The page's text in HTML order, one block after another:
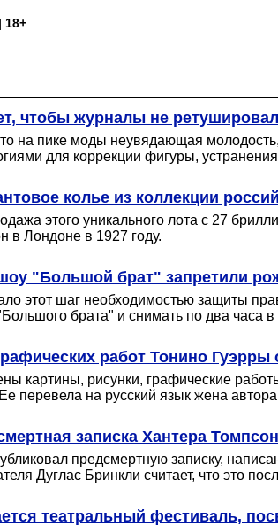
18+
чтобы журналы не
на пике моды неувядающая
для коррекции фигуры,
колье из коллекции
этого уникального лота с 27
в Лондоне в 1927 году.
"Большой брат" запретили
этот шаг необходимостью защиты
брата" и снимать по два часа в
работ Тонино
картины, рисунки, графические
перевела на русский язык жена
записка Хантера
предсмертную записку,
Дуглас Бринкли считает, что это
театральный фестиваль,